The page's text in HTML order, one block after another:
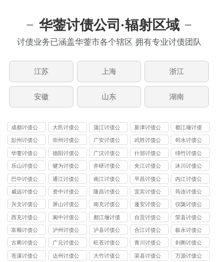
华蓥讨债公司·辐射区域
讨债业务已涵盖华蓥市各个辖区 拥有专业讨债团队
江苏 上海 浙江
安徽 山东 湖南
成都讨债公
司
大邑讨债公
司
蒲江讨债公
司
新津讨债公
司
都江堰讨债
公司
彭州讨债公
司
崇州讨债公
司
广安讨债公
司
武胜讨债公
司
邻水讨债公
司
华蓥讨债公
司
德阳讨债公
司
广汉讨债公
司
什邡讨债公
司
绵竹讨债公
司
乐山讨债公
司
犍为讨债公
司
井研讨债公
司
夹江讨债公
司
沐川讨债公
司
巴中讨债公
司
通江讨债公
司
南江讨债公
司
平昌讨债公
司
内江讨债公
司
威远讨债公
司
资中讨债公
司
隆昌讨债公
司
宜宾讨债公
司
筠连讨债公
司
兴文讨债公
司
屏山讨债公
司
南充讨债公
司
蓬安讨债公
司
仪陇讨债公
司
西充讨债公
司
阆中讨债公
司
都江堰讨债
公司
自贡讨债公
司
荣县讨债公
司
富顺讨债公
司
泸州讨债公
司
泸县讨债公
司
合江讨债公
司
叙永讨债公
司
古蔺讨债公
司
广元讨债公
司
旺苍讨债公
司
青川讨债公
司
剑阁讨债公
司
苍溪讨债公
达州讨债公
大竹讨债公
渠县讨债公
万源讨债公